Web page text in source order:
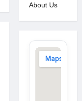
About Us